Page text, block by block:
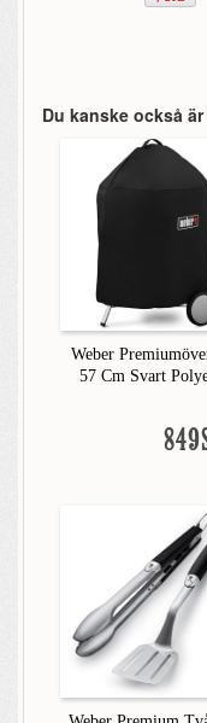
Du kanske också
Weber
57 Cm Svart